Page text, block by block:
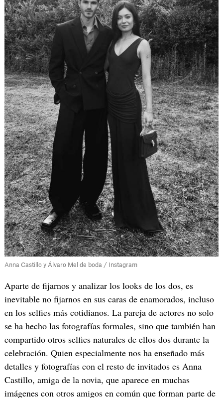
Anna Castillo y Álvaro Mel de boda / Instagram
Aparte de fijarnos y analizar los looks de los dos, es
inevitable no fijarnos en sus caras de enamorados, incluso
en los selfies más cotidianos. La pareja de actores no solo
se ha hecho las fotografías formales, sino que también han
compartido otros selfies naturales de ellos dos durante la
celebración. Quien especialmente nos ha enseñado más
detalles y fotografías con el resto de invitados es Anna
Castillo, amiga de la novia, que aparece en muchas
imágenes con otros amigos en común que forman parte de